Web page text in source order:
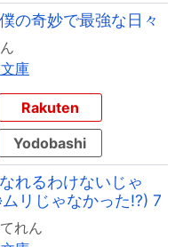
の奇妙で最強な日々
庫
Rakuten
Yodobashi
れるわけないじゃ
リじゃなかった!?) 7
れん